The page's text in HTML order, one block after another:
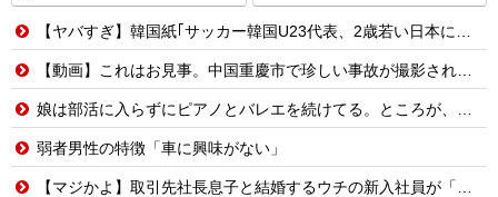
【ヤバすぎ】韓国紙｢サッカー韓国U23代表、2歳若い日本に負けると歴史的屈辱｣
【動画】これはお見事。中国重慶市で珍しい事故が撮影される。
娘は部活に入らずにピアノとバレエを続けてる。ところが、塾で「今年の合唱コン伴奏は諦めなさい」と言われたらしく...
弱者男性の特徴「車に興味がない」
【マジかよ】取引先社長息子と結婚するウチの新入社員が「結婚も契約も中止になりました…」→俺「こっちもグループ全社の取引中止しよう」